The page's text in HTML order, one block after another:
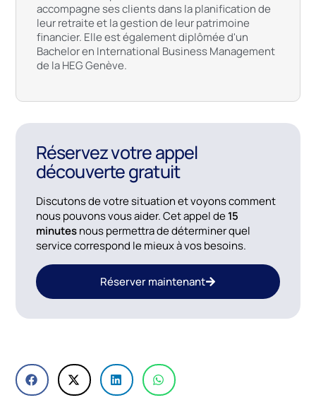
accompagne ses clients dans la planification de
leur retraite et la gestion de leur patrimoine
financier. Elle est également diplômée d'un
Bachelor en International Business Management
de la HEG Genève.
Réservez votre appel
découverte gratuit
Discutons de votre situation et voyons comment
nous pouvons vous aider. Cet appel de15
minutesnous permettra de déterminer quel
service correspond le mieux à vos besoins.
Réserver maintenant